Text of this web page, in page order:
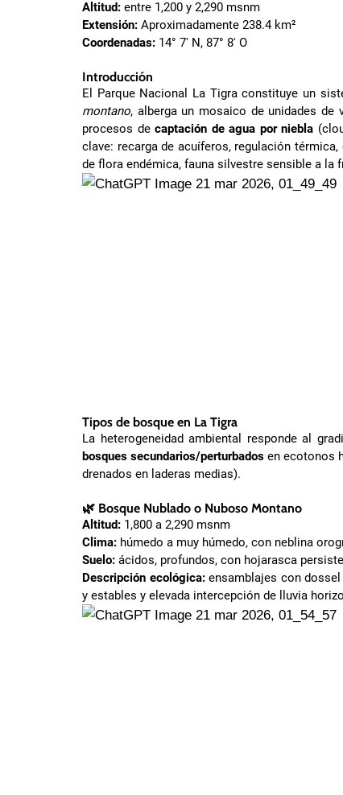
Altitud: entre 1,200 y 2,290 msnm
Extensión: Aproximadamente 238.4 km²
Coordenadas: 14° 7′ N, 87° 8′ O
Introducción
El Parque Nacional La Tigra constituye un
montano, alberga un mosaico de unidades
procesos decaptación de agua por niebla
clave: recarga de acuíferos, regulación
de flora endémica, fauna silvestre sensible a
Tipos de bosque en La Tigra
La heterogeneidad ambiental responde al
bosques secundarios/perturbados en ecotonos
drenados en laderas medias).
🌿 Bosque Nublado o Nuboso Montano
Altitud: 1,800 a 2,290 msnm
Clima: húmedo a muy húmedo, con neblina
Suelo: ácidos, profundos, con hojarasca
Descripción ecológica:ensamblajes con
y estables y elevada intercepción de lluvia